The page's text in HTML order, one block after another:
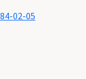
02-05